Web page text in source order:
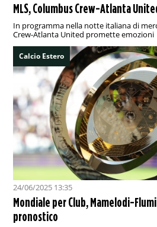
MLS, Columbus Crew-Atlanta
In programma nella notte italiana di
Crew-Atlanta United promette emozioni
Calcio Estero
24/06/2025 13:35
Mondiale per Club, Mamelodi-
pronostico